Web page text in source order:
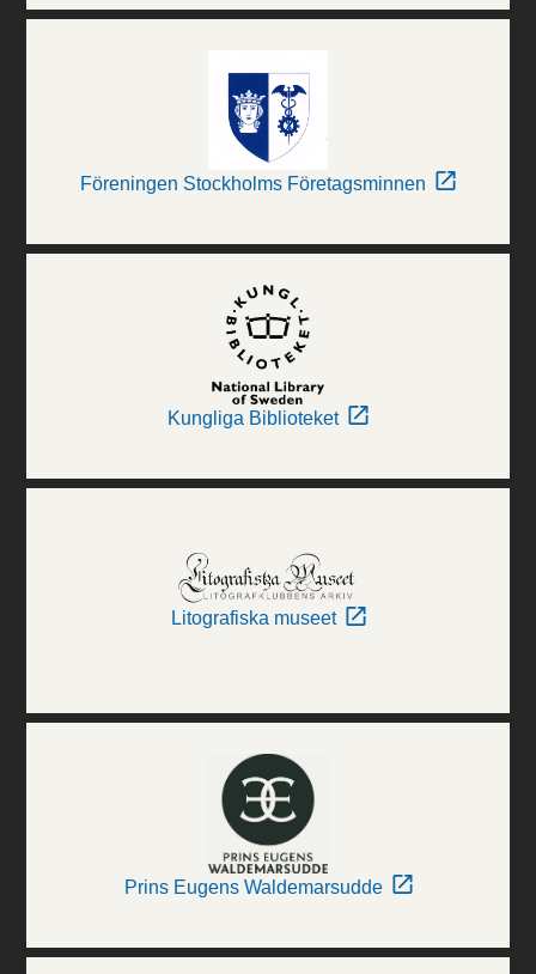
Föreningen Stockholms Företagsminnen
Kungliga Biblioteket
Litografiska museet
Prins Eugens Waldemarsudde